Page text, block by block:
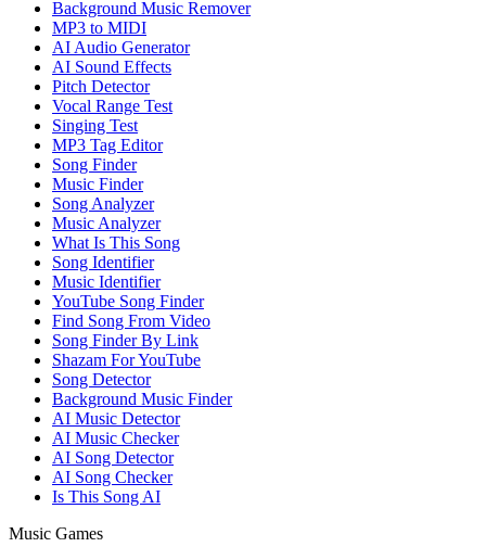
Background Music Remover
MP3 to MIDI
AI Audio Generator
AI Sound Effects
Pitch Detector
Vocal Range Test
Singing Test
MP3 Tag Editor
Song Finder
Music Finder
Song Analyzer
Music Analyzer
What Is This Song
Song Identifier
Music Identifier
YouTube Song Finder
Find Song From Video
Song Finder By Link
Shazam For YouTube
Song Detector
Background Music Finder
AI Music Detector
AI Music Checker
AI Song Detector
AI Song Checker
Is This Song AI
Music Games